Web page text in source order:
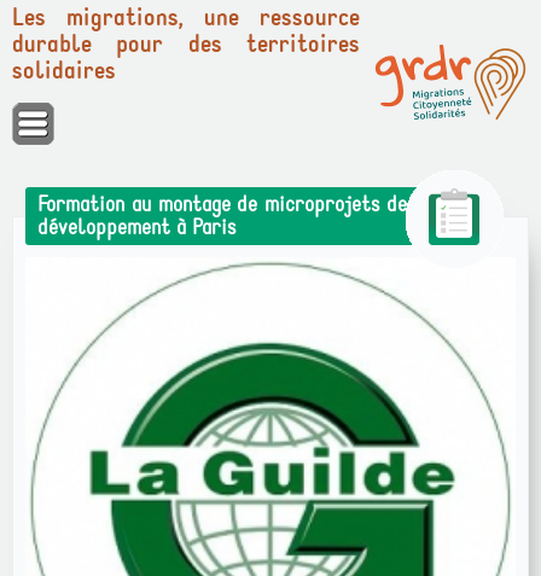
Panneau de gestion des cookies
Les migrations, une ressource
durable pour des territoires
solidaires
Formation au montage de microprojets de
développement à Paris